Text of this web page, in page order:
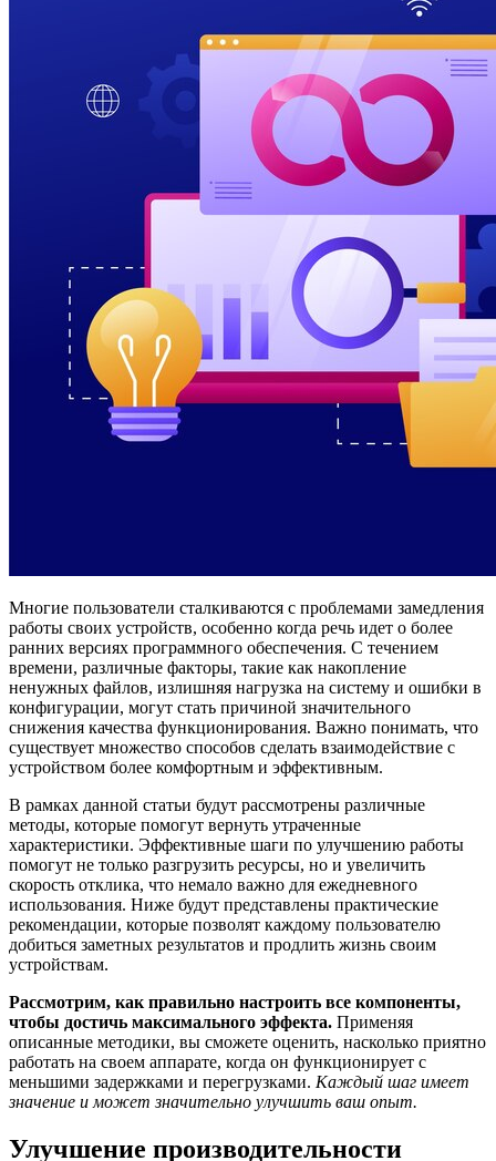
Многие пользователи сталкиваются с проблемами замедления
работы своих устройств, особенно когда речь идет о более
ранних версиях программного обеспечения. С течением
времени, различные факторы, такие как накопление
ненужных файлов, излишняя нагрузка на систему и ошибки в
конфигурации, могут стать причиной значительного
снижения качества функционирования. Важно понимать, что
существует множество способов сделать взаимодействие с
устройством более комфортным и эффективным.
В рамках данной статьи будут рассмотрены различные
методы, которые помогут вернуть утраченные
характеристики. Эффективные шаги по улучшению работы
помогут не только разгрузить ресурсы, но и увеличить
скорость отклика, что немало важно для ежедневного
использования. Ниже будут представлены практические
рекомендации, которые позволят каждому пользователю
добиться заметных результатов и продлить жизнь своим
устройствам.
Рассмотрим, как правильно настроить все компоненты,
чтобы достичь максимального эффекта. Применяя
описанные методики, вы сможете оценить, насколько приятно
работать на своем аппарате, когда он функционирует с
меньшими задержками и перегрузками. Каждый шаг имеет
значение и может значительно улучшить ваш опыт.
Улучшение производительности